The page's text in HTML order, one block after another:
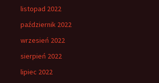
listopad 2022
październik 2022
wrzesień 2022
sierpień 2022
lipiec 2022